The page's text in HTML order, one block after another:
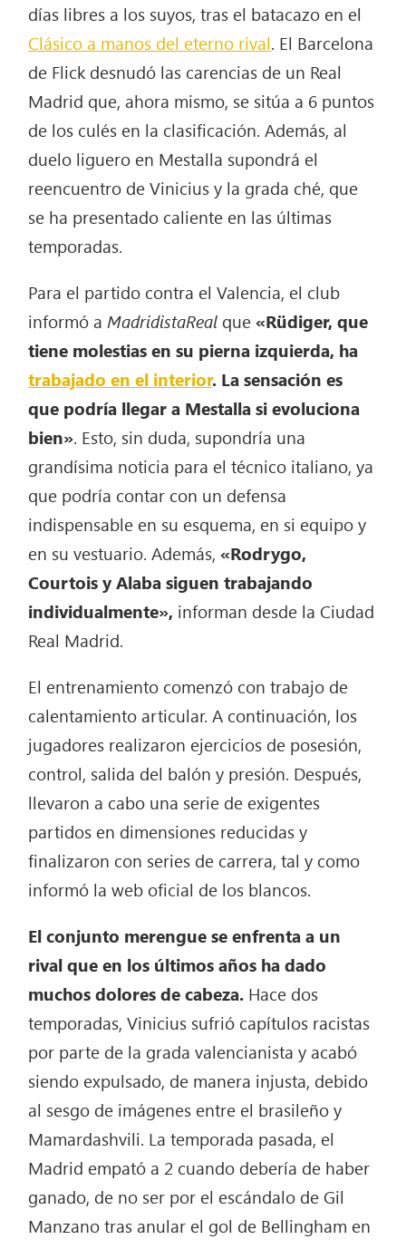
días libres a los suyos, tras el batacazo en el
Clásico a manos del eterno rival. El Barcelona
de Flick desnudó las carencias de un Real
Madrid que, ahora mismo, se sitúa a 6 puntos
de los culés en la clasificación. Además, al
duelo liguero en Mestalla supondrá el
reencuentro de Vinicius y la grada ché, que
se ha presentado caliente en las últimas
temporadas.
Para el partido contra el Valencia, el club
informó a MadridistaReal que«Rüdiger, que
tiene molestias en su pierna izquierda, ha
trabajado en el interior. La sensación es
que podría llegar a Mestalla si evoluciona
bien». Esto, sin duda, supondría una
grandísima noticia para el técnico italiano, ya
que podría contar con un defensa
indispensable en su esquema, en si equipo y
en su vestuario. Además,«Rodrygo,
Courtois y Alaba siguen trabajando
individualmente», informan desde la Ciudad
Real Madrid.
El entrenamiento comenzó con trabajo de
calentamiento articular. A continuación, los
jugadores realizaron ejercicios de posesión,
control, salida del balón y presión. Después,
llevaron a cabo una serie de exigentes
partidos en dimensiones reducidas y
finalizaron con series de carrera, tal y como
informó la web oficial de los blancos.
El conjunto merengue se enfrenta a un
rival que en los últimos años ha dado
muchos dolores de cabeza. Hace dos
temporadas, Vinicius sufrió capítulos racistas
por parte de la grada valencianista y acabó
siendo expulsado, de manera injusta, debido
al sesgo de imágenes entre el brasileño y
Mamardashvili. La temporada pasada, el
Madrid empató a 2 cuando debería de haber
ganado, de no ser por el escándalo de Gil
Manzano tras anular el gol de Bellingham en